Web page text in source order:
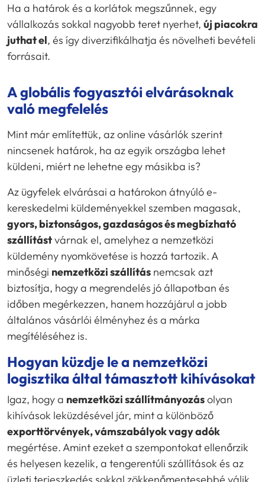
Ha a határok és a korlátok megszűnnek, egy
vállalkozás sokkal nagyobb teret nyerhet, új piacokra
juthat el, és így diverzifikálhatja és növelheti bevételi
forrásait.
A globális fogyasztói elvárásoknak
való megfelelés
Mint már említettük, az online vásárlók szerint
nincsenek határok, ha az egyik országba lehet
küldeni, miért ne lehetne egy másikba is?
Az ügyfelek elvárásai a határokon átnyúló e-
kereskedelmi küldeményekkel szemben magasak,
gyors, biztonságos, gazdaságos és megbízható
szállítástvárnak el, amelyhez a nemzetközi
küldemény nyomkövetése is hozzá tartozik. A
minőségi nemzetközi szállítás nemcsak azt
biztosítja, hogy a megrendelés jó állapotban és
időben megérkezzen, hanem hozzájárul a jobb
általános vásárlói élményhez és a márka
megítéléséhez is.
Hogyan küzdje le a nemzetközi
logisztika által támasztott kihívásokat
Igaz, hogy a nemzetközi szállítmányozásolyan
kihívások leküzdésével jár, mint a különböző
exporttörvények, vámszabályok vagy adók
megértése. Amint ezeket a szempontokat ellenőrzik
és helyesen kezelik, a tengerentúli szállítások és az
üzleti terjeszkedés sokkal zökkenőmentesebbé válik.